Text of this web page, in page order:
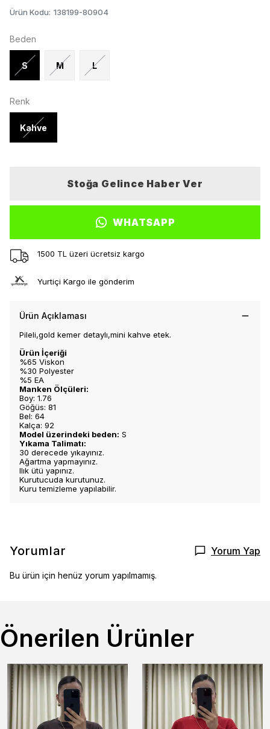
Ürün Kodu: 138199-80904
Beden
S M L
Renk
Kahve
Stoğa Gelince Haber Ver
WHATSAPP
1500 TL üzeri ücretsiz kargo
Yurtiçi Kargo ile gönderim
Ürün Açıklaması
Pileli,gold kemer detaylı,mini kahve etek.
Ürün İçeriği
%65 Viskon
%30 Polyester
%5 EA
Manken Ölçüleri:
Boy: 1.76
Göğüs: 81
Bel: 64
Kalça: 92
Model üzerindeki beden: S
Yıkama Talimatı:
30 derecede yıkayınız.
Ağartma yapmayınız.
Ilık ütü yapınız.
Kurutucuda kurutunuz.
Kuru temizleme yapılabilir.
Yorumlar Yorum Yap
Bu ürün için henüz yorum yapılmamış.
Önerilen Ürünler